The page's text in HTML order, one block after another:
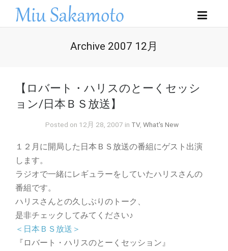
Archive 2007 12月
【ロバート・ハリスのとーくセッシ
ョン/日本ＢＳ放送】
Posted on 12月 28, 2007 in TV,What's New
１２月に開局した日本ＢＳ放送の番組にゲスト出演
します。
ラジオで一緒にレギュラーをしていたハリスさんの
番組です。
ハリスさんとの久しぶりのトーク、
是非チェックしてみてください♪
＜日本ＢＳ放送＞
『ロバート・ハリスのとーくセッション』